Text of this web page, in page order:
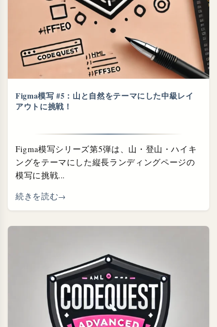
Figma模写 #5：山と自然をテーマにした中級レイ
アウトに挑戦！
Figma模写シリーズ第5弾は、山・登山・ハイキ
ングをテーマにした縦長ランディングページの
模写に挑戦...
続きを読む